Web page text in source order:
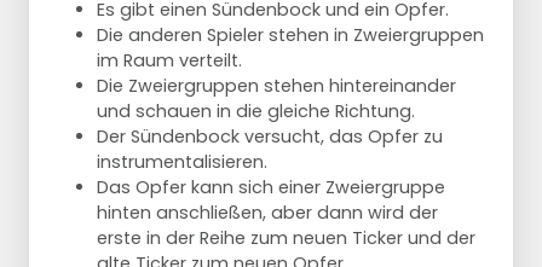
Es gibt einen Sündenbock und ein Opfer.
Die anderen Spieler stehen in Zweiergruppen
im Raum verteilt.
Die Zweiergruppen stehen hintereinander
und schauen in die gleiche Richtung.
Der Sündenbock versucht, das Opfer zu
instrumentalisieren.
Das Opfer kann sich einer Zweiergruppe
hinten anschließen, aber dann wird der
erste in der Reihe zum neuen Ticker und der